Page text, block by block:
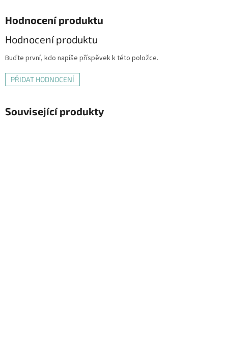
Hodnocení produktu
Hodnocení produktu
Buďte první, kdo napíše příspěvek k této položce.
PŘIDAT HODNOCENÍ
Související produkty